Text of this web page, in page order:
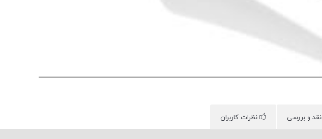
نقد و بررسی نظرات کاربران